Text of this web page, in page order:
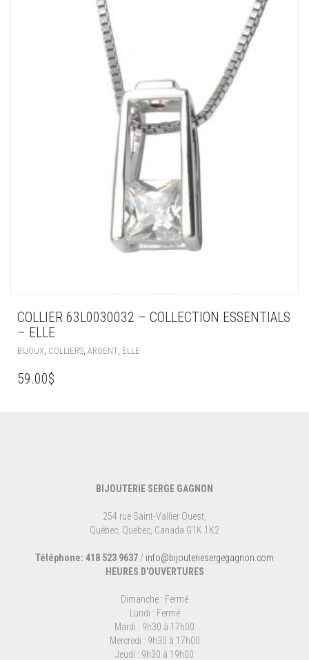
COLLIER 63L0030032 – COLLECTION ESSENTIALS
– ELLE
BIJOUX COLLIERS ARGENT ELLE
59.00$
BIJOUTERIE SERGE GAGNON
254 rue Saint-Vallier Ouest,
Québec, Québec, Canada G1K 1K2
Téléphone: 418 523 9637 / info@bijouteriesergegagnon.com
HEURES D'OUVERTURES
Dimanche : Fermé
Lundi : Fermé
Mardi : 9h30 à 17h00
Mercredi : 9h30 à 17h00
Jeudi : 9h30 à 19h00